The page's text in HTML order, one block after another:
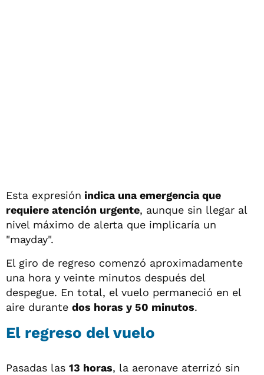
Esta expresión indica una emergencia que
requiere atención urgente, aunque sin llegar al
nivel máximo de alerta que implicaría un
"mayday".
El giro de regreso comenzó aproximadamente
una hora y veinte minutos después del
despegue. En total, el vuelo permaneció en el
aire durante dos horas y 50 minutos.
El regreso del vuelo
Pasadas las 13 horas, la aeronave aterrizó sin